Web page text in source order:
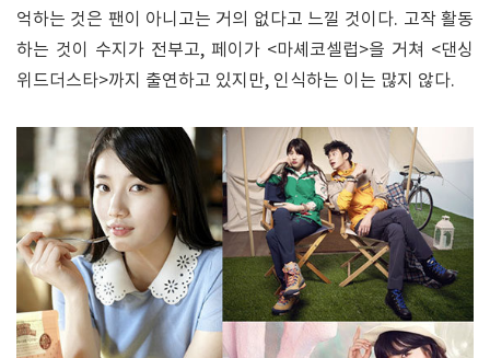
억하는 것은 팬이 아니고는 거의 없다고 느낄 것이다. 고작 활동
하는 것이 수지가 전부고, 페이가 <마셰코셀럽>을 거쳐 <댄싱
위드더스타>까지 출연하고 있지만, 인식하는 이는 많지 않다.